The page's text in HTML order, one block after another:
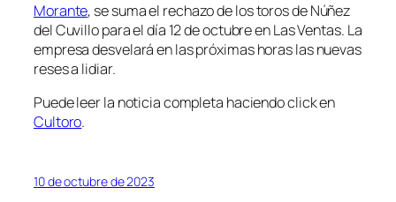
Morante, se suma el rechazo de los toros de Núñez
del Cuvillo para el día 12 de octubre en Las Ventas. La
empresa desvelará en las próximas horas las nuevas
reses a lidiar.
Puede leer la noticia completa haciendo click en
Cultoro.
10 de octubre de 2023